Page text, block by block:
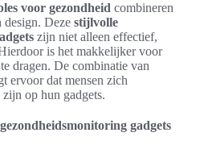
voor gezondheid combineren
design. Deze stijlvolle
zijn niet alleen effectief,
is het makkelijker voor
dragen. De combinatie van
ervoor dat mensen zich
op hun gadgets.
gadgets